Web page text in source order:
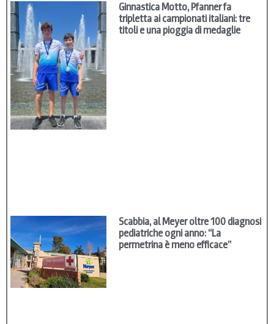
Ginnastica Motto, Pfanner fa
tripletta ai campionati italiani: tre
titoli e una pioggia di medaglie
Scabbia, al Meyer oltre 100 diagnosi
pediatriche ogni anno: “La
permetrina è meno efficace”